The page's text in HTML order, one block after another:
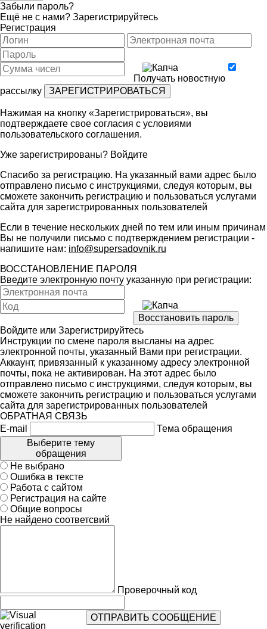
Забыли пароль?
Ещё не с нами? Зарегистрируйтесь
Регистрация
Получать новостную
рассылку
Нажимая на кнопку «Зарегистрироваться», вы
подтверждаете свое согласия с условиями
пользовательского соглашения.
Уже зарегистрированы? Войдите
Спасибо за регистрацию. На указанный вами адрес было
отправлено письмо с инструкциями, следуя которым, вы
сможете закончить регистрацию и пользоваться услугами
сайта для зарегистрированных пользователей
Если в течение нескольких дней по тем или иным причинам
Вы не получили письмо с подтверждением регистрации -
напишите нам: info@supersadovnik.ru
ВОССТАНОВЛЕНИЕ ПАРОЛЯ
Введите электронную почту указанную при регистрации:
Войдите или Зарегистрируйтесь
Инструкции по смене пароля высланы на адрес
электронной почты, указанный Вами при регистрации.
Аккаунт, привязанный к указанному адресу электронной
почты, пока не активирован. На этот адрес было
отправлено письмо с инструкциями, следуя которым, вы
сможете закончить регистрацию и пользоваться услугами
сайта для зарегистрированных пользователей
ОБРАТНАЯ СВЯЗЬ
E-mail
Тема обращения
Выберите тему
обращения
Не выбрано
Ошибка в тексте
Работа с сайтом
Регистрация на сайте
Общие вопросы
Не найдено соответсвий
Проверочный код